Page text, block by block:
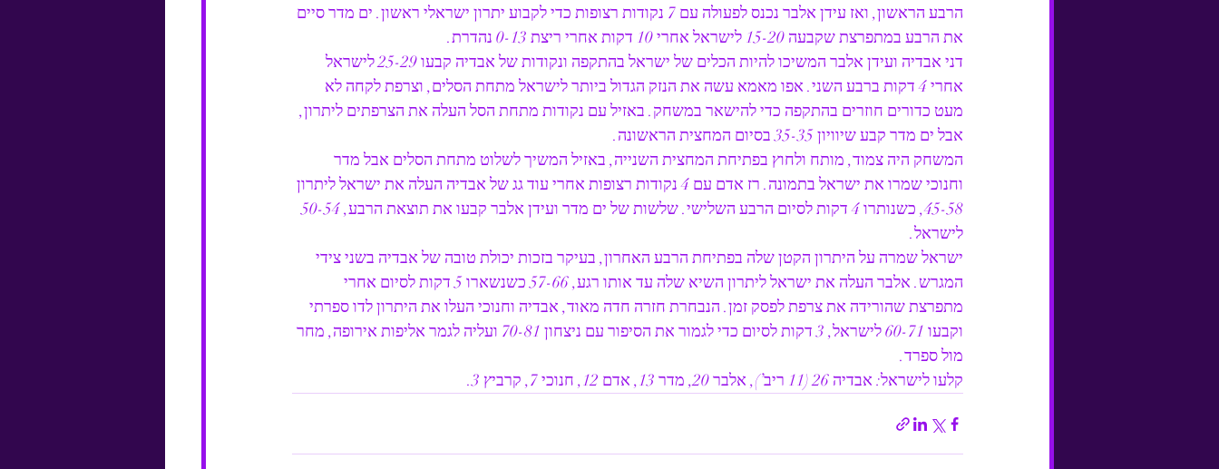
הרבע הראשון, ואז עידן אלבר נכנס לפעולה עם 7 נקודות רצופות כדי לקבוע יתרון ישראלי ראשון. ים מדר סיים
את הרבע במתפרצת שקבעה 15-20 לישראל אחרי 10 דקות אחרי ריצת 0-13 נהדרת.
דני אבדיה ועידן אלבר המשיכו להיות הכלים של ישראל בהתקפה ונקודות של אבדיה קבעו 25-29 לישראל
אחרי 4 דקות ברבע השני. אפו מאמא עשה את הנזק הגדול ביותר לישראל מתחת הסלים, וצרפת לקחה לא
מעט כדורים חוזרים בהתקפה כדי להישאר במשחק. באזיל עם נקודות מתחת הסל העלה את הצרפתים ליתרון,
אבל ים מדר קבע שיוויון 35-35 בסיום המחצית הראשונה.
המשחק היה צמוד, מותח ולחוץ בפתיחת המחצית השנייה, באזיל המשיך לשלוט מתחת הסלים אבל מדר
וחנוכי שמרו את ישראל בתמונה. רז אדם עם 4 נקודות רצופות אחרי עוד גג של אבדיה העלה את ישראל ליתרון
45-58, כשנותרו 4 דקות לסיום הרבע השלישי. שלשות של ים מדר ועידן אלבר קבעו את תוצאת הרבע, 50-54
לישראל.
ישראל שמרה על היתרון הקטן שלה בפתיחת הרבע האחרון, בעיקר בזכות יכולת טובה של אבדיה בשני צידי
המגרש. אלבר העלה את ישראל ליתרון השיא שלה עד אותו רגע, 57-66 כשנשארו 5 דקות לסיום אחרי
מתפרצת שהורידה את צרפת לפסק זמן. הנבחרת חזרה חדה מאוד, אבדיה וחנוכי העלו את היתרון לדו ספרתי
וקבעו 60-71 לישראל, 3 דקות לסיום כדי לגמור את הסיפור עם ניצחון 70-81 ועליה לגמר אליפות אירופה, מחר
מול ספרד.
קלעו לישראל: אבדיה 26 (11 ריב’), אלבר 20, מדר 13, אדם 12, חנוכי 7, קרביץ 3.